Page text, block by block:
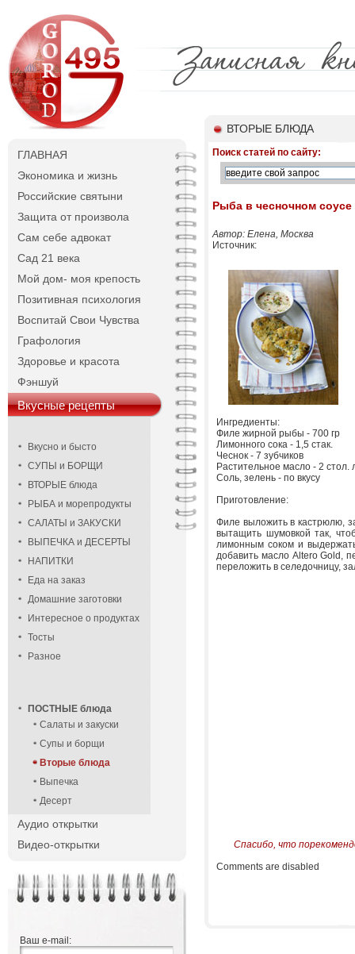
ГЛАВНАЯ
Экономика и жизнь
Российские святыни
Защита от произвола
Сам себе адвокат
Сад 21 века
Мой дом- моя крепость
Позитивная психология
Воспитай Свои Чувства
Графология
Здоровье и красота
Фэншуй
Вкусные рецепты
Вкусно и бысто
СУПЫ и БОРЩИ
ВТОРЫЕ блюда
РЫБА и морепродукты
САЛАТЫ и ЗАКУСКИ
ВЫПЕЧКА и ДЕСЕРТЫ
НАПИТКИ
Еда на заказ
Домашние заготовки
Интересное о продуктах
Тосты
Разное
ПОСТНЫЕ блюда
Салаты и закуски
Супы и борщи
Вторые блюда
Выпечка
Десерт
Аудио открытки
Видео-открытки
Ваш e-mail:
ВТОРЫЕ БЛЮДА
Поиск статей по сайту:
Рыба в чесночном соусе
Автор: Елена, Москва
Источник:
Ингредиенты:
Филе жирной рыбы - 700 гр
Лимонного сока - 1,5 стак.
Чеснок - 7 зубчиков
Растительное масло - 2 стол.
Соль, зелень - по вкусу
Приготовление:
Филе выложить в кастрюлю,
вытащить шумовкой так,
лимонным соком и
добавить масло Altero Gold,
переложить в селедочницу,
Спасибо, что
Comments are disabled